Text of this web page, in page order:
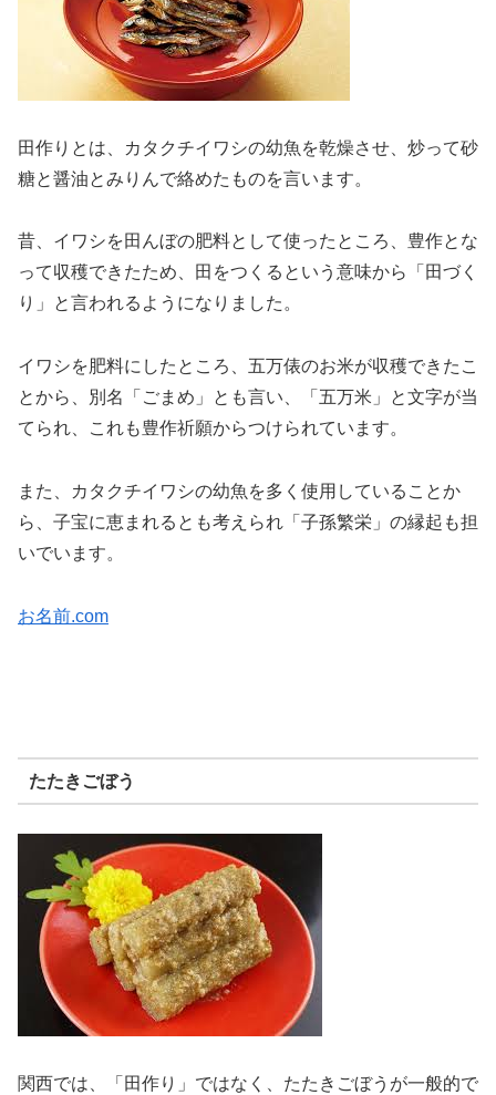
田作りとは、カタクチイワシの幼魚を乾燥させ、炒って砂
糖と醤油とみりんで絡めたものを言います。
昔、イワシを田んぼの肥料として使ったところ、豊作とな
って収穫できたため、田をつくるという意味から「田づく
り」と言われるようになりました。
イワシを肥料にしたところ、五万俵のお米が収穫できたこ
とから、別名「ごまめ」とも言い、「五万米」と文字が当
てられ、これも豊作祈願からつけられています。
また、カタクチイワシの幼魚を多く使用していることか
ら、子宝に恵まれるとも考えられ「子孫繁栄」の縁起も担
いでいます。
お名前.com
たたきごぼう
関西では、「田作り」ではなく、たたきごぼうが一般的で